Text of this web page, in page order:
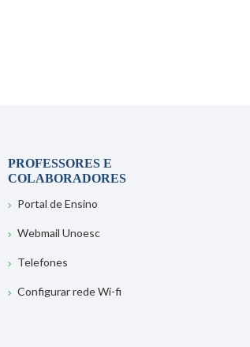
PROFESSORES E
COLABORADORES
Portal de Ensino
Webmail Unoesc
Telefones
Configurar rede Wi-fi